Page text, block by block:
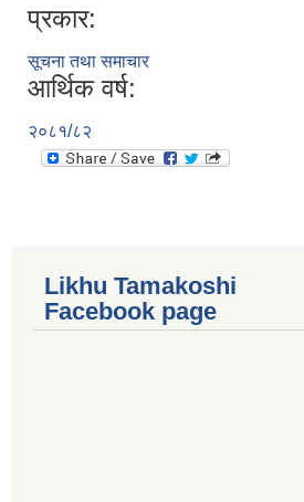
प्रकार:
सूचना तथा समाचार
आर्थिक वर्ष:
२०८१/८२
Likhu Tamakoshi
Facebook page